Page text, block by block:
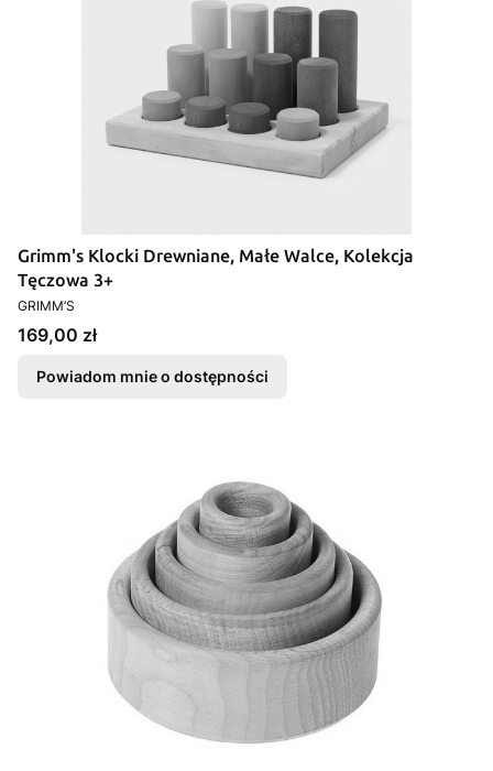
Grimm's Klocki Drewniane, Małe Walce, Kolekcja
Tęczowa 3+
PRODUCENT
GRIMM’S
Cena
169,00 zł
Powiadom mnie o dostępności